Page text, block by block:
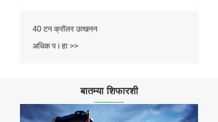
40 टन क्रॉलर उत्खनन
अधिक प i हा >>
बातम्या शिफारशी